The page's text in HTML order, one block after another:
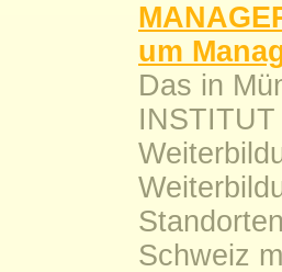
um
Das in
Schweiz